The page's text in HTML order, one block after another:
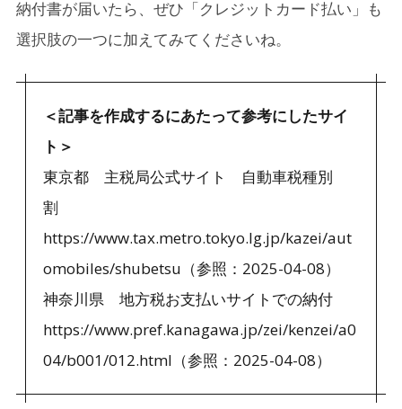
納付書が届いたら、ぜひ「クレジットカード払い」も
選択肢の一つに加えてみてくださいね。
＜記事を作成するにあたって参考にしたサイ
ト＞
東京都 主税局公式サイト 自動車税種別
割
https://www.tax.metro.tokyo.lg.jp/kazei/aut
omobiles/shubetsu（参照：2025-04-08）
神奈川県 地方税お支払いサイトでの納付
https://www.pref.kanagawa.jp/zei/kenzei/a0
04/b001/012.html（参照：2025-04-08）